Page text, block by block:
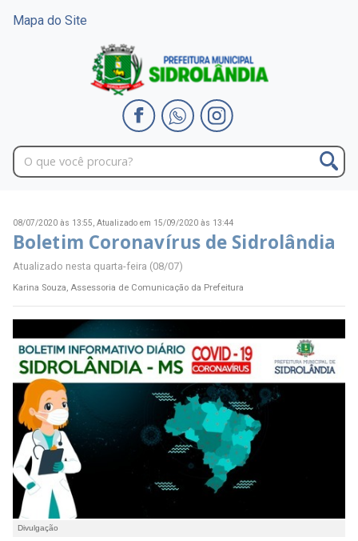
Mapa do Site
08/07/2020 às 13:55, Atualizado em 15/09/2020 às 13:44
Boletim Coronavírus de Sidrolândia
Atualizado nesta quarta-feira (08/07)
Karina Souza, Assessoria de Comunicação da Prefeitura
Divulgação